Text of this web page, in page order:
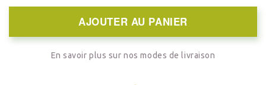
AJOUTER AU PANIER
En savoir plus sur nos modes de livraison